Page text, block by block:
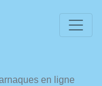
en ligne